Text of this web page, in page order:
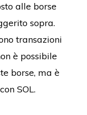
alle borse
sopra.
transazioni
è possibile
borse, ma è
SOL.